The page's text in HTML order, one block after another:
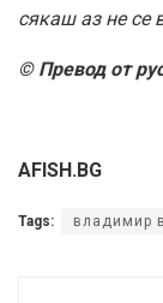
сякаш аз не се
© Превод от
AFISH.BG
Tags: владимир